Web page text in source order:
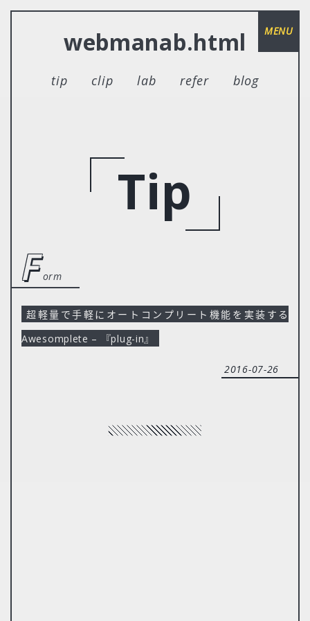
webmanab.html
tip clip lab refer blog
MENU
Tip
f orm
超軽量で手軽にオートコンプリート機能を実装する
Awesomplete – 『plug-in』
2016-07-26